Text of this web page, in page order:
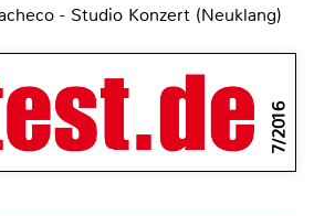
- Studio Konzert (Neuklang)
7/2016